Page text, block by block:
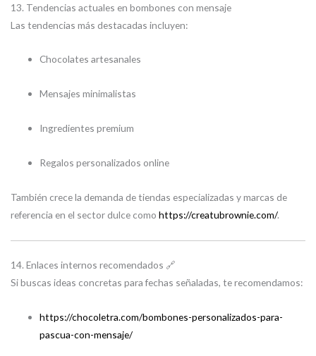
13. Tendencias actuales en bombones con mensaje
Las tendencias más destacadas incluyen:
Chocolates artesanales
Mensajes minimalistas
Ingredientes premium
Regalos personalizados online
También crece la demanda de tiendas especializadas y marcas de
referencia en el sector dulce como https://creatubrownie.com/.
14. Enlaces internos recomendados 🔗
Si buscas ideas concretas para fechas señaladas, te recomendamos:
https://chocoletra.com/bombones-personalizados-para-
pascua-con-mensaje/